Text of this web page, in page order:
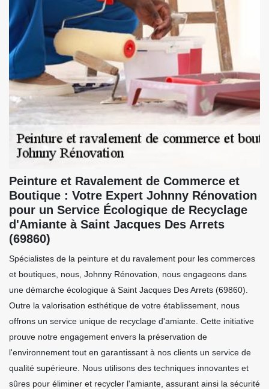
Peinture et Ravalement de Commerce et
Boutique : Votre Expert Johnny Rénovation
pour un Service Écologique de Recyclage
d'Amiante à Saint Jacques Des Arrets
(69860)
Spécialistes de la peinture et du ravalement pour les commerces
et boutiques, nous, Johnny Rénovation, nous engageons dans
une démarche écologique à Saint Jacques Des Arrets (69860).
Outre la valorisation esthétique de votre établissement, nous
offrons un service unique de recyclage d'amiante. Cette initiative
prouve notre engagement envers la préservation de
l'environnement tout en garantissant à nos clients un service de
qualité supérieure. Nous utilisons des techniques innovantes et
sûres pour éliminer et recycler l'amiante, assurant ainsi la sécurité